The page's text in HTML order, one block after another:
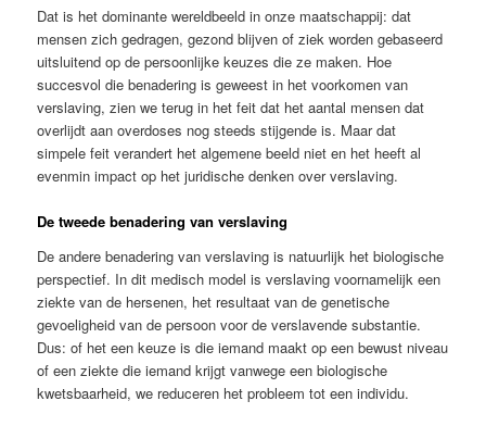
Dat is het dominante wereldbeeld in onze maatschappij: dat
mensen zich gedragen, gezond blijven of ziek worden gebaseerd
uitsluitend op de persoonlijke keuzes die ze maken. Hoe
succesvol die benadering is geweest in het voorkomen van
verslaving, zien we terug in het feit dat het aantal mensen dat
overlijdt aan overdoses nog steeds stijgende is. Maar dat
simpele feit verandert het algemene beeld niet en het heeft al
evenmin impact op het juridische denken over verslaving.
De tweede benadering van verslaving
De andere benadering van verslaving is natuurlijk het biologische
perspectief. In dit medisch model is verslaving voornamelijk een
ziekte van de hersenen, het resultaat van de genetische
gevoeligheid van de persoon voor de verslavende substantie.
Dus: of het een keuze is die iemand maakt op een bewust niveau
of een ziekte die iemand krijgt vanwege een biologische
kwetsbaarheid, we reduceren het probleem tot een individu.